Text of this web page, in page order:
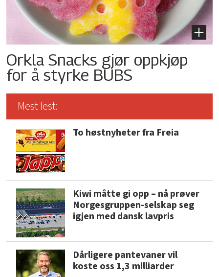
Orkla Snacks gjør oppkjøp
for å styrke BUBS
Mest lest:
To høstnyheter fra Freia
Kiwi måtte gi opp – nå prøver
Norgesgruppen-selskap seg
igjen med dansk lavpris
Dårligere pantevaner vil
koste oss 1,3 milliarder